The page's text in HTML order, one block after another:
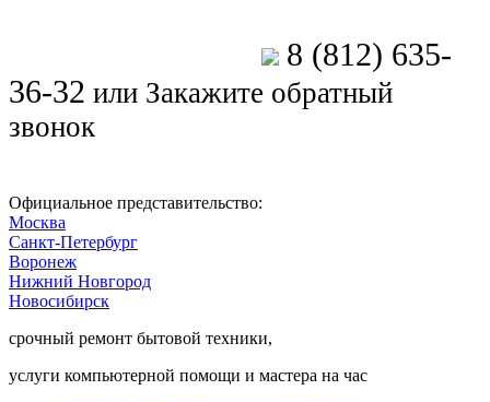
8 (812) 635-
36-32 или Закажите обратный
звонок
Официальное представительство:
Москва
Санкт-Петербург
Воронеж
Нижний Новгород
Новосибирск
срочный ремонт бытовой техники,
услуги компьютерной помощи и мастера на час